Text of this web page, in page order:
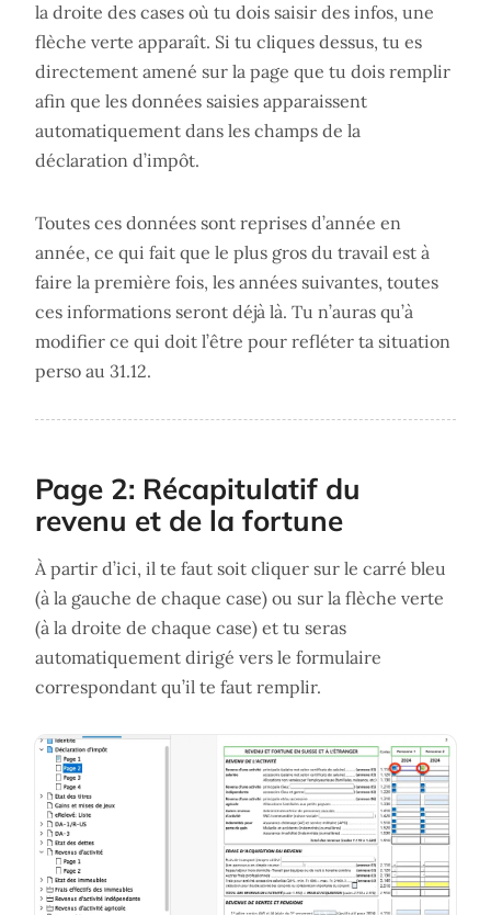
la droite des cases où tu dois saisir des infos, une
flèche verte apparaît. Si tu cliques dessus, tu es
directement amené sur la page que tu dois remplir
afin que les données saisies apparaissent
automatiquement dans les champs de la
déclaration d’impôt.
Toutes ces données sont reprises d’année en
année, ce qui fait que le plus gros du travail est à
faire la première fois, les années suivantes, toutes
ces informations seront déjà là. Tu n’auras qu’à
modifier ce qui doit l’être pour refléter ta situation
perso au 31.12.
Page 2: Récapitulatif du
revenu et de la fortune
À partir d’ici, il te faut soit cliquer sur le carré bleu
(à la gauche de chaque case) ou sur la flèche verte
(à la droite de chaque case) et tu seras
automatiquement dirigé vers le formulaire
correspondant qu’il te faut remplir.